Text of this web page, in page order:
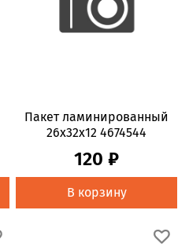
Пакет ламинированный
26x32x12 4674544
120 ₽
В корзину